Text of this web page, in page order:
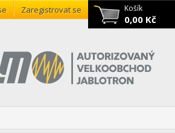
Košík
0,00 Kč
Zaregistrovat se